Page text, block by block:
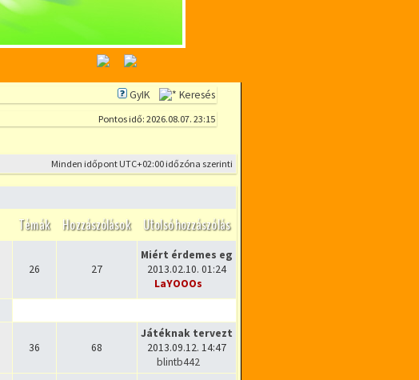
GyIK Keresés
Pontos idő: 2026.08.07. 23:15
Minden időpont UTC+02:00 időzóna szerinti
Témák Hozzászólások Utolsó hozzászólás
26 27
Miért érdemes egyben kifizetn…
2013.02.10. 01:24
LaYOOOs
36 68
Játéknak tervezték, de már Dj…
2013.09.12. 14:47
blintb442
Utolsó hozzászólás megtekintése